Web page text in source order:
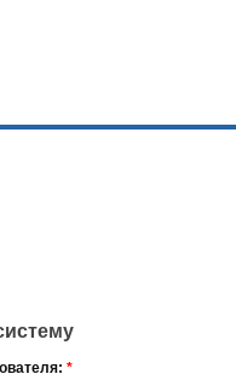
*